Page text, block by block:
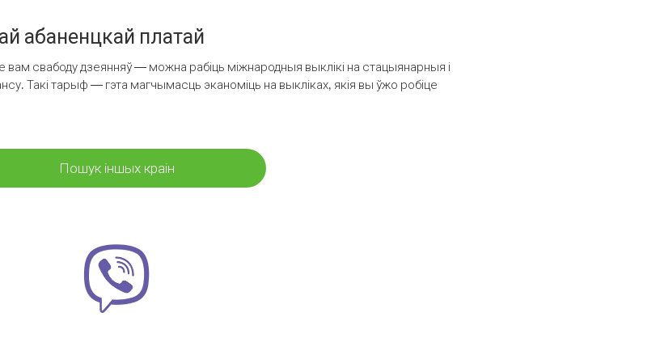
абаненцкай платай
свабоду дзеянняў — можна рабіць міжнародныя выклікі на стацыянарныя і
Такі тарыф — гэта магчымасць эканоміць на выкліках, якія вы ўжо робіце
Пошук іншых краін